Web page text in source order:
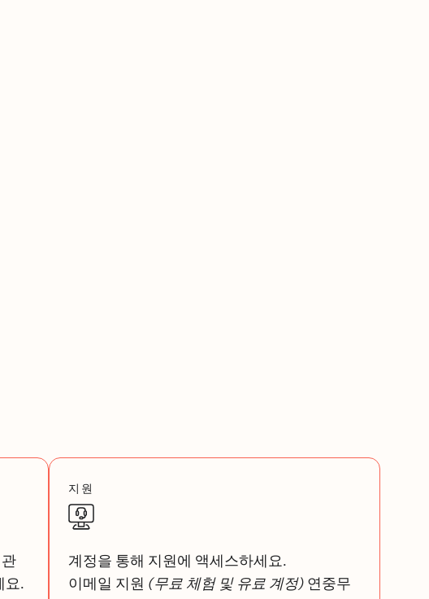
요.
지원
계정을 통해 지원에 액세스하세요.
이메일 지원 (무료 체험 및 유료 계정) 연중무